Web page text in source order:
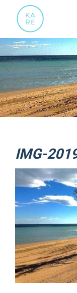
IMG-